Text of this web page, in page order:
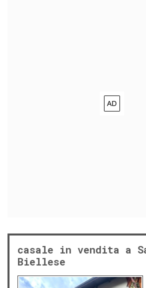
casale in vendita a
Biellese